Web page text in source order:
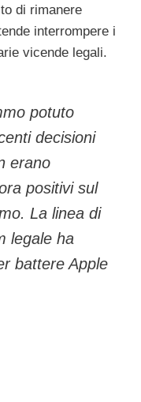
di rimanere
interrompere i
vicende legali.
potuto
decisioni
erano
positivi sul
La linea di
legale ha
battere Apple